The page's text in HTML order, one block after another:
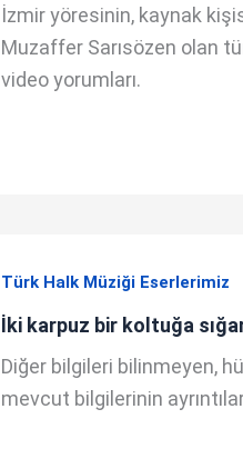
İzmir yöresinin, kaynak
Muzaffer Sarısözen olan
video yorumları.
Türk Halk Müziği Eserlerimiz
İki karpuz bir koltuğa
Diğer bilgileri bilinmeyen,
mevcut bilgilerinin